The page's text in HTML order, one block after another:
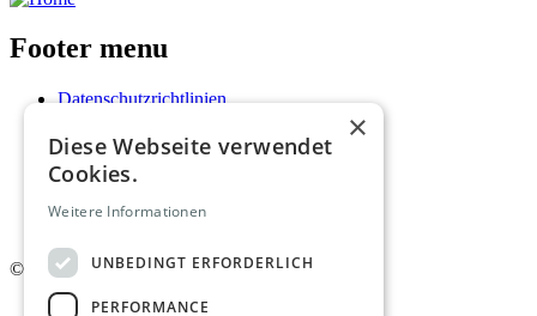
Footer menu
Datenschutzrichtlinien
Kontakt
Impressum
Mediadaten
AGB
© 2026. Alle Rechte vorbehalten.
×
Diese Webseite verwendet
Cookies.
Weitere Informationen
UNBEDINGT ERFORDERLICH
PERFORMANCE